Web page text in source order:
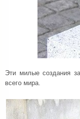
Эти милые создания
всего мира.